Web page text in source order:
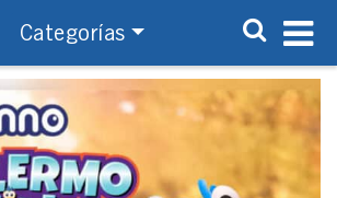
Categorías